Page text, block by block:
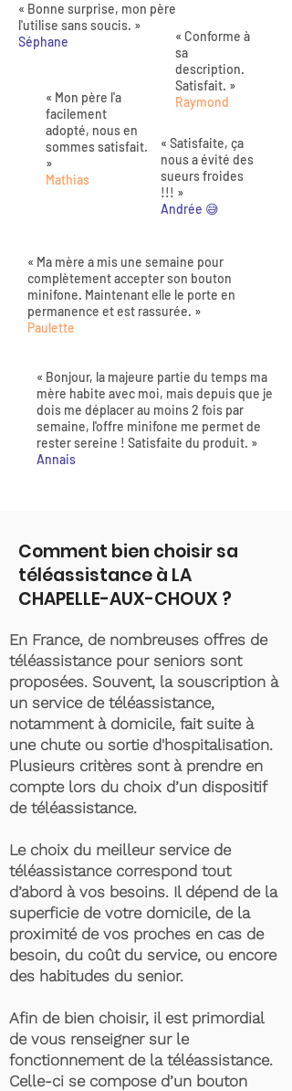
« Bonne surprise, mon père
l'utilise sans soucis. »
Séphane
« Mon père l'a
facilement
adopté, nous en
sommes satisfait.
»
Mathias
« Conforme à
sa
description.
Satisfait. »
Raymond
« Satisfaite, ça
nous a évité des
sueurs froides
!!! »
Andrée 😅
« Ma mère a mis une semaine pour
complètement accepter son bouton
minifone. Maintenant elle le porte en
permanence et est rassurée. »
Paulette
« Bonjour, la majeure partie du temps ma
mère habite avec moi, mais depuis que je
dois me déplacer au moins 2 fois par
semaine, l'offre minifone me permet de
rester sereine ! Satisfaite du produit. »
Annais
Comment bien choisir sa
téléassistance à LA
CHAPELLE-AUX-CHOUX ?
En France, de nombreuses offres de
téléassistance pour seniors sont
proposées. Souvent, la souscription à
un service de téléassistance,
notamment à domicile, fait suite à
une chute ou sortie d'hospitalisation.
Plusieurs critères sont à prendre en
compte lors du choix d’un dispositif
de téléassistance.
Le choix du meilleur service de
téléassistance correspond tout
d’abord à vos besoins. Il dépend de la
superficie de votre domicile, de la
proximité de vos proches en cas de
besoin, du coût du service, ou encore
des habitudes du senior.
Afin de bien choisir, il est primordial
de vous renseigner sur le
fonctionnement de la téléassistance.
Celle-ci se compose d’un bouton